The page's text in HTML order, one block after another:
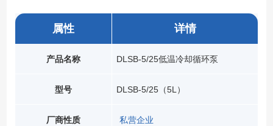
属性
产品名称
型号
厂商性质
详情
DLSB-5/25低温冷却循环泵
DLSB-5/25（5L）
私营企业